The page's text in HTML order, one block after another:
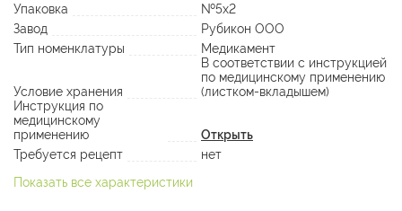
Упаковка
№5х2
Завод
Рубикон ООО
Тип номенклатуры
Медикамент
Условие хранения
В соответствии с инструкцией
по медицинскому применению
(листком-вкладышем)
Инструкция по
медицинскому
применению
Открыть
Требуется рецепт
нет
Показать все характеристики